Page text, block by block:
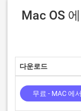
다운로드
무료 - MAC 에